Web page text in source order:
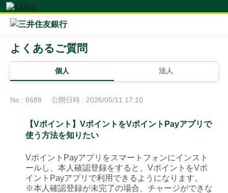
個人 法人
よくあるご質問
No : 6688 公開日時 : 2026/05/11 17:10
【Vポイント】VポイントをVポイントPayアプリで
使う方法を知りたい
VポイントPayアプリをスマートフォンにインスト
ールし、本人確認登録をすると、VポイントをVポ
イントPayアプリで利用できるようになります。
※本人確認登録が未完了の場合、チャージができな